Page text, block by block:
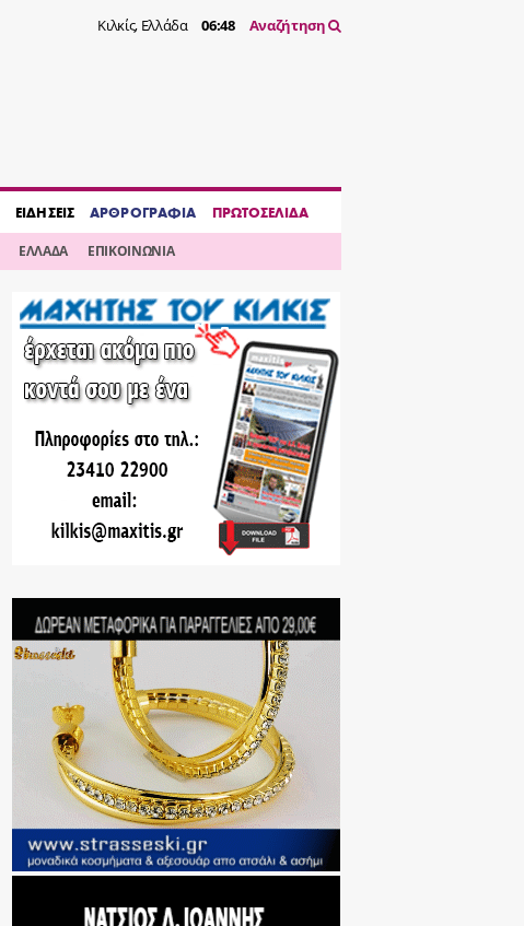
Κιλκίς, Ελλάδα 06:48 Αναζήτηση
ΕΙΔΗΣΕΙΣ ΑΡΘΡΟΓΡΑΦΙΑ ΠΡΩΤΟΣΕΛΙΔΑ
ΕΛΛΑΔΑ ΕΠΙΚΟΙΝΩΝΙΑ